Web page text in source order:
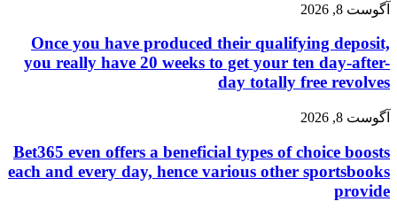
آگوست 8, 2026
Once you have produced their qualifying deposit,
you really have 20 weeks to get your ten day-after-
day totally free revolves
آگوست 8, 2026
Bet365 even offers a beneficial types of choice boosts
each and every day, hence various other sportsbooks
provide